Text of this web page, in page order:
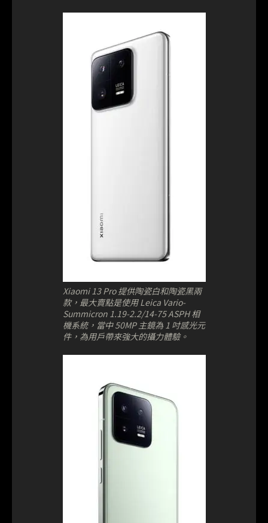
Xiaomi 13 Pro 提供陶瓷白和陶瓷黑兩
款，最大賣點是使用 Leica Vario-
Summicron 1.19-2.2/14-75 ASPH 相
機系統，當中 50MP 主鏡為 1 吋感光元
件，為用戶帶來強大的攝力體驗。